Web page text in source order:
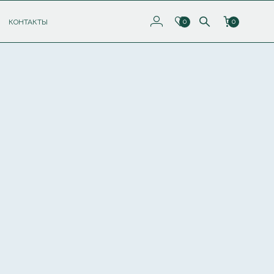
КОНТАКТЫ 0 0